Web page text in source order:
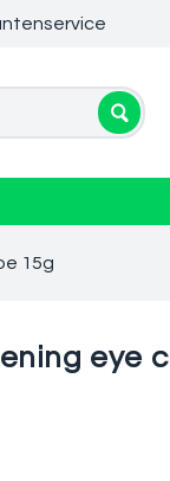
15g
eye